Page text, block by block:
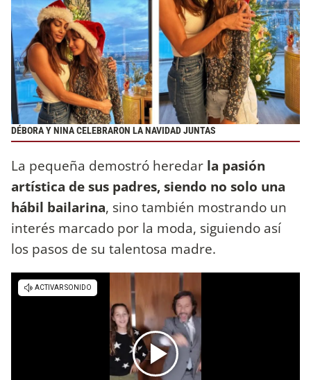
DÉBORA Y NINA CELEBRARON LA NAVIDAD JUNTAS
La pequeña demostró heredar la pasión
artística de sus padres, siendo no solo una
hábil bailarina, sino también mostrando un
interés marcado por la moda, siguiendo así
los pasos de su talentosa madre.